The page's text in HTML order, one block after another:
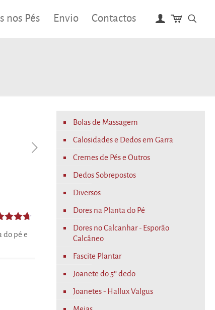
nos Pés Envio Contactos
4.63
do pé e
Bolas de Massagem
Calosidades e Dedos em Garra
Cremes de Pés e Outros
Dedos Sobrepostos
Diversos
Dores na Planta do Pé
Dores no Calcanhar - Esporão
Calcâneo
Fascite Plantar
Joanete do 5º dedo
Joanetes - Hallux Valgus